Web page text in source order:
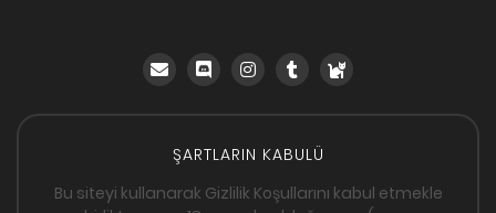
ŞARTLARIN KABULÜ
Bu siteyi kullanarak Gizlilik Koşullarını kabul etmekle